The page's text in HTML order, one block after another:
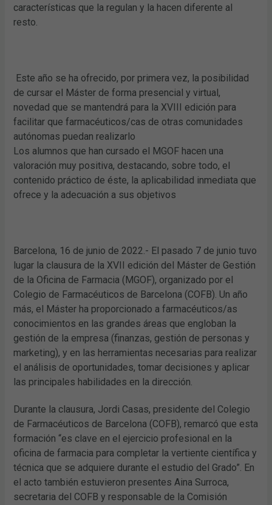
características que la regulan y la hacen diferente al
resto.
Este año se ha ofrecido, por primera vez, la posibilidad
de cursar el Máster de forma presencial y virtual,
novedad que se mantendrá para la XVIII edición para
facilitar que farmacéuticos/cas de otras comunidades
autónomas puedan realizarlo
Los alumnos que han cursado el MGOF hacen una
valoración muy positiva, destacando, sobre todo, el
contenido práctico de éste, la aplicabilidad inmediata que
ofrece y la adecuación a sus objetivos
Barcelona, 16 de junio de 2022.- El pasado 7 de junio tuvo
lugar la clausura de la XVII edición del Máster de Gestión
de la Oficina de Farmacia (MGOF), organizado por el
Colegio de Farmacéuticos de Barcelona (COFB). Un año
más, el Máster ha proporcionado a farmacéuticos/as
conocimientos en las grandes áreas que engloban la
gestión de la empresa (finanzas, gestión de personas y
marketing), y en las herramientas necesarias para realizar
el análisis de oportunidades, tomar decisiones y aplicar
las principales habilidades en la dirección.
Durante la clausura, Jordi Casas, presidente del Colegio
de Farmacéuticos de Barcelona (COFB), remarcó que esta
formación “es clave en el ejercicio profesional en la
oficina de farmacia para completar la vertiente científica y
técnica que se adquiere durante el estudio del Grado”. En
el acto también estuvieron presentes Aina Surroca,
secretaria del COFB y responsable de la Comisión